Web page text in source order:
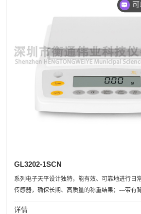
GL3202-1SCN
系列电子天平设计独特，能有效、可靠地进行日
传感器，确保长期、高质量的称重结果；---带有
详情